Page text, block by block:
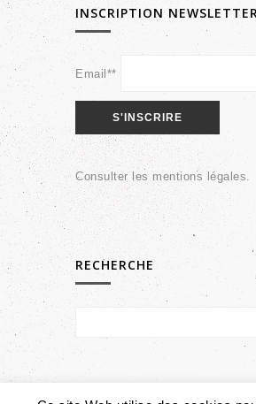
INSCRIPTION
Email**
Consulter lesmentions légales.
RECHERCHE